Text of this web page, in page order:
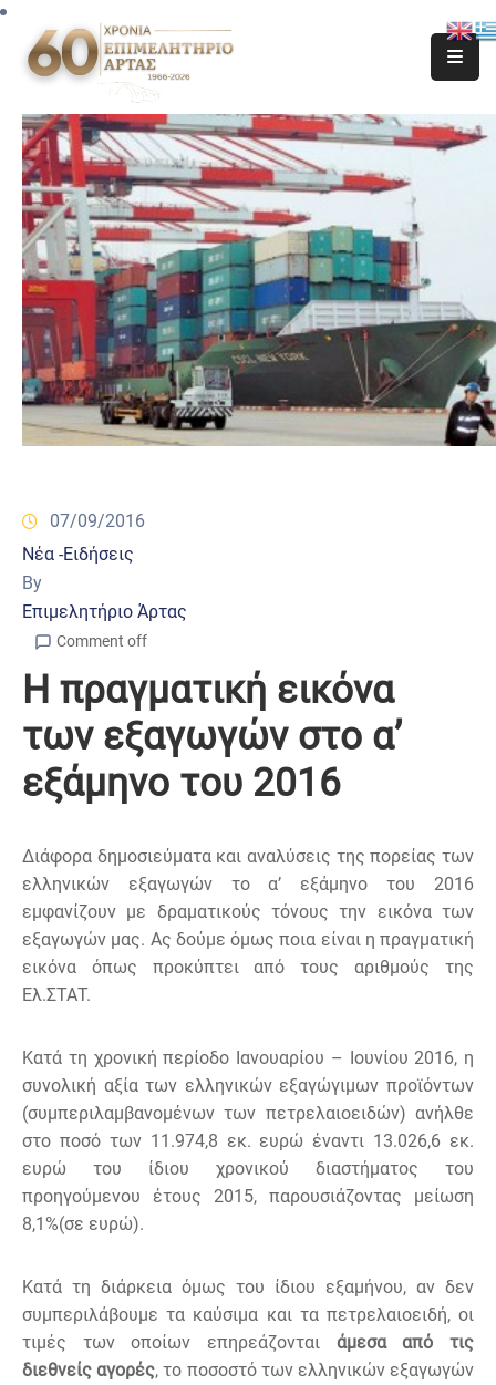
07/09/2016
Νέα -Ειδήσεις
By
Επιμελητήριο Άρτας
Comment off
H πραγματική εικόνα
των εξαγωγών στο α’
εξάμηνο του 2016
Διάφορα δημοσιεύματα και αναλύσεις της πορείας των
ελληνικών εξαγωγών το α’ εξάμηνο του 2016
εμφανίζουν με δραματικούς τόνους την εικόνα των
εξαγωγών μας. Ας δούμε όμως ποια είναι η πραγματική
εικόνα όπως προκύπτει από τους αριθμούς της
Ελ.ΣΤΑΤ.
Κατά τη χρονική περίοδο Ιανουαρίου – Ιουνίου 2016, η
συνολική αξία των ελληνικών εξαγώγιμων προϊόντων
(συμπεριλαμβανομένων των πετρελαιοειδών) ανήλθε
στο ποσό των 11.974,8 εκ. ευρώ έναντι 13.026,6 εκ.
ευρώ του ίδιου χρονικού διαστήματος του
προηγούμενου έτους 2015, παρουσιάζοντας μείωση
8,1%(σε ευρώ).
Κατά τη διάρκεια όμως του ίδιου εξαμήνου, αν δεν
συμπεριλάβουμε τα καύσιμα και τα πετρελαιοειδή, οι
τιμές των οποίων επηρεάζονται άμεσα από τις
διεθνείς αγορές, το ποσοστό των ελληνικών εξαγωγών